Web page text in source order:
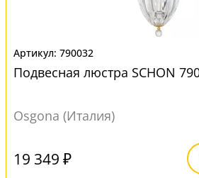
790032
Подвесная люстра SCHON
Osgona (Италия)
19 349 ₽